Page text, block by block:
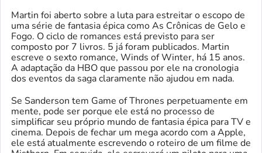
Martin foi aberto sobre a luta para estreitar o escopo de
uma série de fantasia épica como As Crônicas de Gelo e
Fogo. O ciclo de romances está previsto para ser
composto por 7 livros. 5 já foram publicados. Martin
escreve o sexto romance, Winds of Winter, há 15 anos.
A adaptação da HBO que passou por ele na cronologia
dos eventos da saga claramente não ajudou em nada.
Se Sanderson tem Game of Thrones perpetuamente em
mente, pode ser porque ele está no processo de
simplificar seu próprio mundo de fantasia épica para TV e
cinema. Depois de fechar um mega acordo com a Apple,
ele está atualmente escrevendo o roteiro de um filme de